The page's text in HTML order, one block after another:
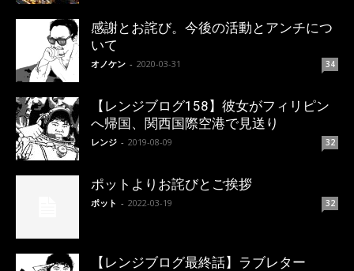
感謝とお詫び。今後の活動とアンチにつ
いて
オノケン - 2020-03-31 34
【レンジブログ158】彼女がフィリピン
へ帰国、関西国際空港で見送り
レンジ - 2019-08-09 32
ポットよりお詫びとご挨拶
ポット - 2022-03-19 32
【レンジブログ最終話】ラブレター